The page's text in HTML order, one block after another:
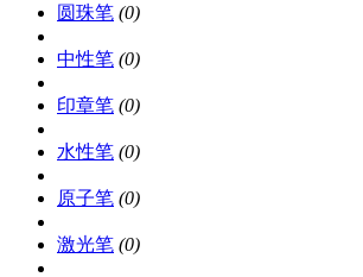
圆珠笔 (0)
中性笔 (0)
印章笔 (0)
水性笔 (0)
原子笔 (0)
激光笔 (0)